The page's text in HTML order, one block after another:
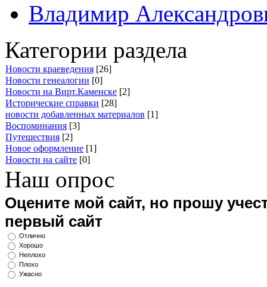
Владимир
Категории раздела
Новости краеведения [26]
Новости генеалогии [0]
Новости на Вирт.Каменске [2]
Исторические справки [28]
новости добавленных материалов [1]
Воспоминания [3]
Путешествия [2]
Новое оформление [1]
Новости на сайте [0]
Наш опрос
Оцените мой сайт, но прошу
первый сайт
Отлично
Хорошо
Неплохо
Плохо
Ужасно